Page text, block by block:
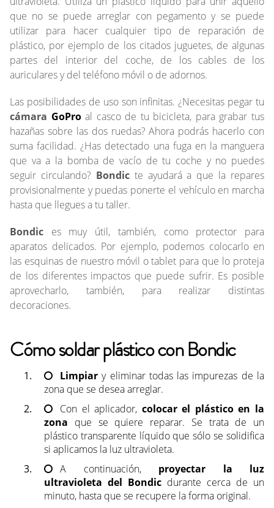
que no se puede arreglar con pegamento y se puede
utilizar para hacer cualquier tipo de reparación de
plástico, por ejemplo de los citados juguetes, de algunas
partes del interior del coche, de los cables de los
auriculares y del teléfono móvil o de adornos.
Las posibilidades de uso son infinitas. ¿Necesitas pegar tu
cámara GoProal casco de tu bicicleta, para grabar tus
hazañas sobre las dos ruedas? Ahora podrás hacerlo con
suma facilidad. ¿Has detectado una fuga en la manguera
que va a la bomba de vacío de tu coche y no puedes
seguir circulando? Bondicte ayudará a que la repares
provisionalmente y puedas ponerte el vehículo en marcha
hasta que llegues a tu taller.
Bondic es muy útil, también, como protector para
aparatos delicados. Por ejemplo, podemos colocarlo en
las esquinas de nuestro móvil o tablet para que lo proteja
de los diferentes impactos que puede sufrir. Es posible
aprovecharlo, también, para realizar distintas
decoraciones.
Cómo soldar plástico con Bondic
Limpiar y eliminar todas las impurezas de la
zona que se desea arreglar.
Con el aplicador, colocar el plástico en la
zona que se quiere reparar. Se trata de un
plástico transparente líquido que sólo se solidifica
si aplicamos la luz ultravioleta.
A continuación, proyectar la luz
ultravioleta del Bondic durante cerca de un
minuto, hasta que se recupere la forma original.